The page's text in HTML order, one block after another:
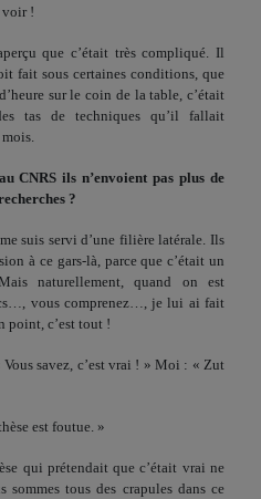
voir !
que c’était très compli­qué. Il
fait sous certaines conditions, que
sur le coin de la table, c’était
tas de techniques qu’il fallait
CNRS ils n’envoient pas plus de
?
suis servi d’une filière latérale. Ils
à ce gars-là, parce que c’était un
naturel­lement, quand on est
vous comprenez…, je lui ai fait
point, c’est tout !
savez, c’est vrai ! » Moi : « Zut
est foutue. »
qui prétendait que c’était vrai ne
sommes tous des cra­pules dans ce